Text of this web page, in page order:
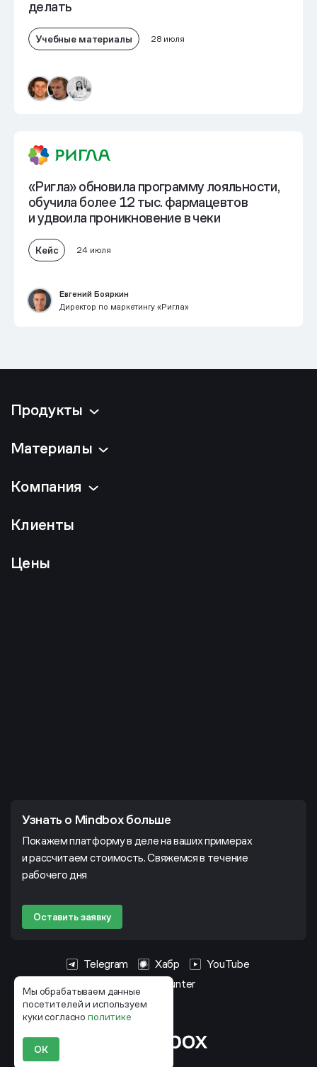
Мы обрабатываем данные
посетителей и используем
куки согласнополитике
ОК
делать
Учебные материалы 28 июля
«Ригла» обновила программу лояльности,
обучила более 12 тыс. фармацевтов
иудвоила проникновение в чеки
Кейс 24 июля
Евгений Бояркин
Директор по маркетингу «Ригла»
Продукты
Материалы
Компания
Клиенты
Цены
Узнать о Mindbox больше
Покажем платформу в деле на ваших примерах
и рассчитаем стоимость. Свяжемся в течение
рабочего дня
Оставить заявку
Telegram Хабр
YouTube
HeadHunter